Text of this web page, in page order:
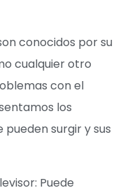
conocidos por su
cualquier otro
con el
los
surgir y sus
Puede